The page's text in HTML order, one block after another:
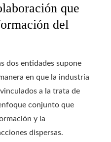
que
del
dos entidades supone
en que la industria
a la trata de
conjunto que
y la
dispersas.